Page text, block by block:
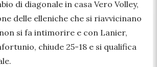
di diagonale in casa Vero Volley,
delle elleniche che si riavvicinano
si fa intimorire e con Lanier,
chiude 25-18 e si qualifica